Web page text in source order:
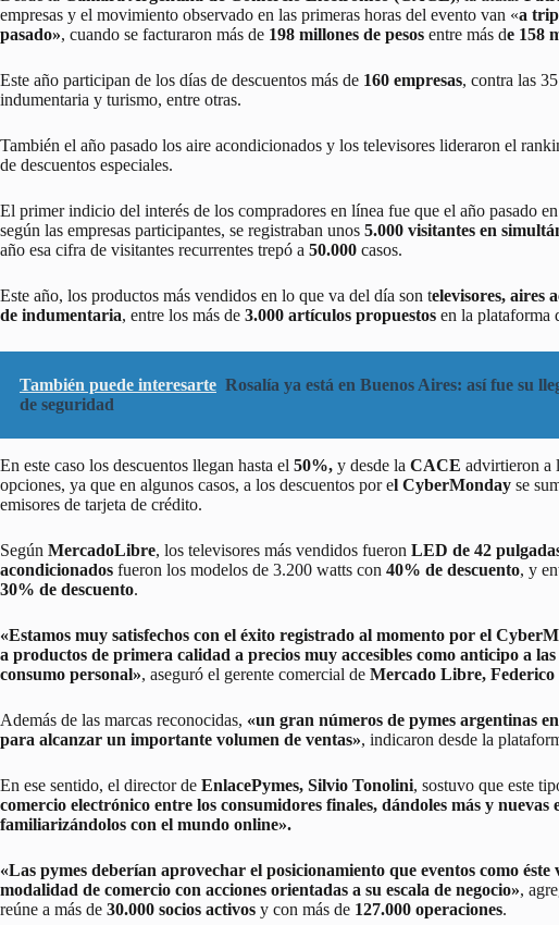
empresas y el movimiento observado en las primeras horas del evento van «a
pasado», cuando se facturaron más de 198 millones de pesos entre más de 158
Este año participan de los días de descuentos más de 160 empresas, contra las
indumentaria y turismo, entre otras.
También el año pasado los aire acondicionados y los televisores lideraron el
de descuentos especiales.
El primer indicio del interés de los compradores en línea fue que el año pasado
según las empresas participantes, se registraban unos 5.000 visitantes en
año esa cifra de visitantes recurrentes trepó a 50.000 casos.
Este año, los productos más vendidos en lo que va del día son televisores, aires
de indumentaria, entre los más de 3.000 artículos propuestos en la plataforma
También puede interesarte Rosalía ya está en Buenos Aires: así fue su
de seguridad
En este caso los descuentos llegan hasta el 50%, y desde la CACE advirtieron a
opciones, ya que en algunos casos, a los descuentos por el CyberMonday se
emisores de tarjeta de crédito.
Según MercadoLibre, los televisores más vendidos fueron LED de 42
acondicionados fueron los modelos de 3.200 watts con 40% de descuento, y
30% de descuento.
«Estamos muy satisfechos con el éxito registrado al momento por el
a productos de primera calidad a precios muy accesibles como anticipo a
consumo personal», aseguró el gerente comercial de Mercado Libre, Federico
Además de las marcas reconocidas, «un gran números de pymes argentinas
para alcanzar un importante volumen de ventas», indicaron desde la
En ese sentido, el director de EnlacePymes, Silvio Tonolini, sostuvo que este
comercio electrónico entre los consumidores finales, dándoles más y nuevas
familiarizándolos con el mundo online».
«Las pymes deberían aprovechar el posicionamiento que eventos como
modalidad de comercio con acciones orientadas a su escala de negocio»,
reúne a más de 30.000 socios activos y con más de 127.000 operaciones.